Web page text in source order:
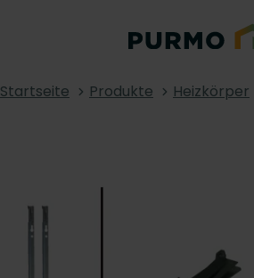
Startseite Produkte Heizkörper